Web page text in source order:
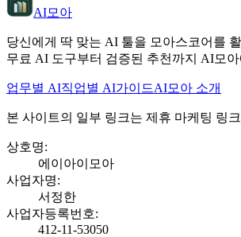
AI모아
당신에게 딱 맞는 AI 툴을 모아스코어를
무료 AI 도구부터 검증된 추천까지 AI모아
업무별 AI직업별 AI가이드AI모아 소개
본 사이트의 일부 링크는 제휴 마케팅 링
상호명:
에이아이모아
사업자명:
서정한
사업자등록번호:
412-11-53050